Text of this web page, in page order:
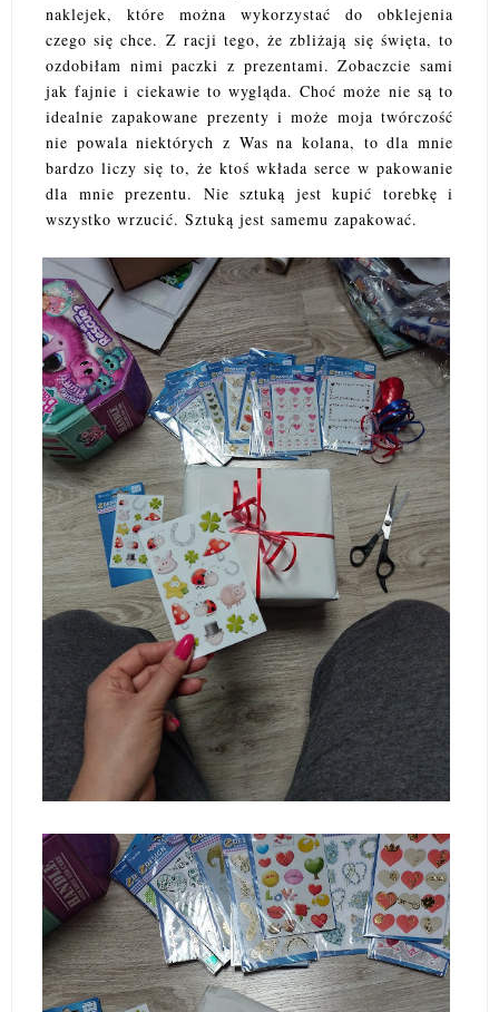
naklejek, które można wykorzystać do obklejenia
czego się chce. Z racji tego, że zbliżają się święta, to
ozdobiłam nimi paczki z prezentami. Zobaczcie sami
jak fajnie i ciekawie to wygląda. Choć może nie są to
idealnie zapakowane prezenty i może moja twórczość
nie powala niektórych z Was na kolana, to dla mnie
bardzo liczy się to, że ktoś wkłada serce w pakowanie
dla mnie prezentu. Nie sztuką jest kupić torebkę i
wszystko wrzucić. Sztuką jest samemu zapakować.